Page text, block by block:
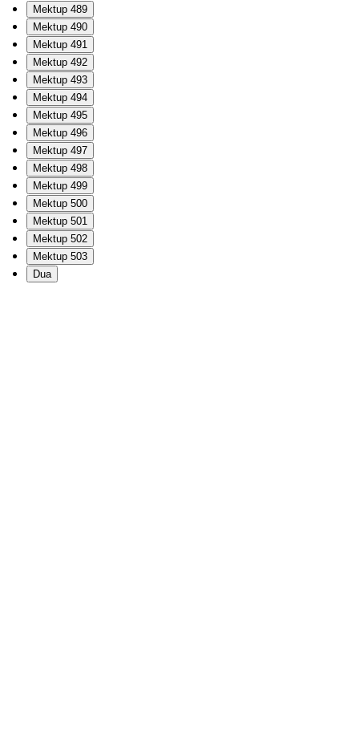
Mektup 489
Mektup 490
Mektup 491
Mektup 492
Mektup 493
Mektup 494
Mektup 495
Mektup 496
Mektup 497
Mektup 498
Mektup 499
Mektup 500
Mektup 501
Mektup 502
Mektup 503
Dua